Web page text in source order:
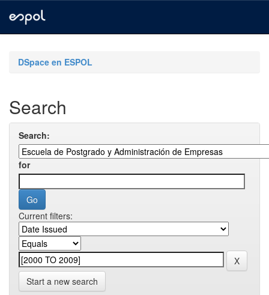
navigationDSpace en ESPOL
Search
Search:
for
Current filters:
Start a new search